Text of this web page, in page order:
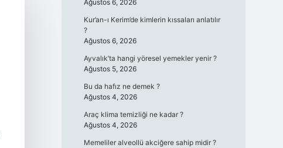
Ağustos 6, 2026
Kur’an-ı Kerim’de kimlerin kıssaları anlatılır
?
Ağustos 6, 2026
Ayvalık’ta hangi yöresel yemekler yenir ?
Ağustos 5, 2026
Bu da hafız ne demek ?
Ağustos 4, 2026
Araç klima temizliği ne kadar ?
Ağustos 4, 2026
Memeliler alveollü akciğere sahip midir ?